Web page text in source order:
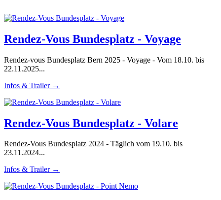
Rendez-Vous Bundesplatz - Voyage
Rendez-vous Bundesplatz Bern 2025 - Voyage - Vom 18.10. bis
22.11.2025...
Infos & Trailer →
Rendez-Vous Bundesplatz - Volare
Rendez-Vous Bundesplatz 2024 - Täglich vom 19.10. bis
23.11.2024...
Infos & Trailer →